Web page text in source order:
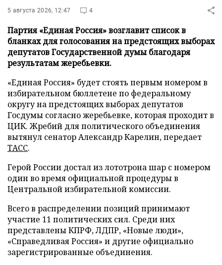
5 августа 2026, 12:47 4
Партия «Единая Россия» возглавит список в
бланках для голосования на предстоящих выборах
депутатов Государственной думы благодаря
результатам жеребьевки.
«Единая Россия» будет стоять первым номером в
избирательном бюллетене по федеральному
округу на предстоящих выборах депутатов
Госдумы согласно жеребьевке, которая проходит в
ЦИК. Жребий для политического объединения
вытянул сенатор Александр Карелин, передает
ТАСС.
Герой России достал из лототрона шар с номером
один во время официальной процедуры в
Центральной избирательной комиссии.
Всего в распределении позиций принимают
участие 11 политических сил. Среди них
представлены КПРФ, ЛДПР, «Новые люди»,
«Справедливая Россия» и другие официально
зарегистрированные объединения.